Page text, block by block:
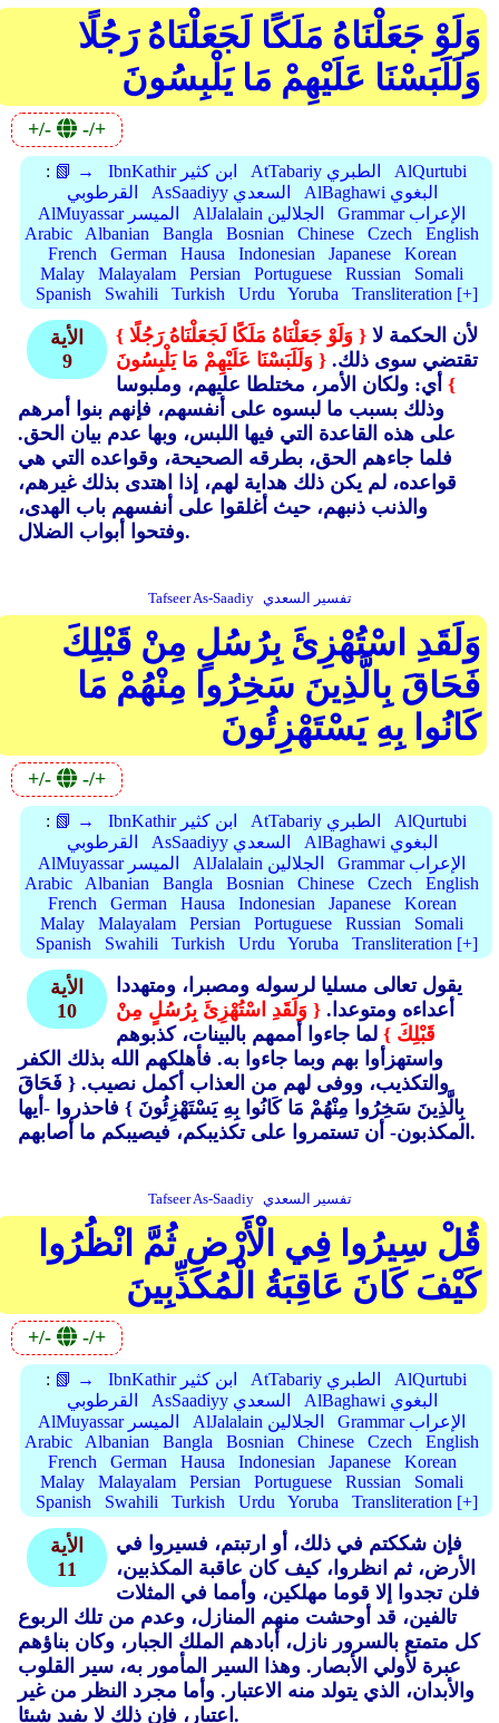
وَلَوْ جَعَلْنَاهُ مَلَكًا لَجَعَلْنَاهُ رَجُلًا
وَلَلَبَسْنَا عَلَيْهِمْ مَا يَلْبِسُونَ
+/- -/+
: 📗 → IbnKathir ابن كثير AtTabariy الطبري
AlQurtubi
القرطوبي
AsSaadiyy السعدي
AlBaghawi البغوي
AlMuyassar الميسر
AlJalalain الجلالين
Grammar الإعراب
Arabic
Albanian Bangla Bosnian Chinese Czech
English
French
German Hausa Indonesian Japanese
Korean
Malay
Malayalam Persian Portuguese Russian
Somali
Spanish
Swahili Turkish Urdu Yoruba Transliteration [+]
الأية
9
{ وَلَوْ جَعَلْنَاهُ مَلَكًا لَجَعَلْنَاهُ رَجُلًا }
تقتضي سوى ذلك. { وَلَلَبَسْنَا عَلَيْهِمْ مَا يَلْبِسُونَ
} أي: ولكان الأمر، مختلطا عليهم، وملبوسا
وذلك بسبب ما لبسوه على أنفسهم، فإنهم بنوا أمرهم
على هذه القاعدة التي فيها اللبس، وبها عدم بيان الحق.
فلما جاءهم الحق، بطرقه الصحيحة، وقواعده التي هي
قواعده، لم يكن ذلك هداية لهم، إذا اهتدى بذلك غيرهم،
والذنب ذنبهم، حيث أغلقوا على أنفسهم باب الهدى،
وفتحوا أبواب الضلال.
Tafseer As-Saadiy تفسير السعدي
وَلَقَدِ اسْتُهْزِئَ بِرُسُلٍ مِنْ قَبْلِكَ
فَحَاقَ بِالَّذِينَ سَخِرُوا مِنْهُمْ مَا
كَانُوا بِهِ يَسْتَهْزِئُونَ
+/- -/+
: 📗 → IbnKathir ابن كثير AtTabariy الطبري
AlQurtubi
القرطوبي
AsSaadiyy السعدي
AlBaghawi البغوي
AlMuyassar الميسر
AlJalalain الجلالين
Grammar الإعراب
Arabic
Albanian Bangla Bosnian Chinese Czech
English
French
German Hausa Indonesian Japanese
Korean
Malay
Malayalam Persian Portuguese Russian
Somali
Spanish
Swahili Turkish Urdu Yoruba Transliteration [+]
الأية
10
يقول تعالى مسليا لرسوله ومصبرا، ومتهددا
أعداءه ومتوعدا. { وَلَقَدِ اسْتُهْزِئَ بِرُسُلٍ مِنْ
قَبْلِكَ } لما جاءوا أممهم بالبينات، كذبوهم
واستهزأوا بهم وبما جاءوا به. فأهلكهم الله بذلك الكفر
والتكذيب، ووفى لهم من العذاب أكمل نصيب. { فَحَاقَ
بِالَّذِينَ سَخِرُوا مِنْهُمْ مَا كَانُوا بِهِ يَسْتَهْزِئُونَ } فاحذروا -أيها
المكذبون- أن تستمروا على تكذيبكم، فيصيبكم ما أصابهم.
Tafseer As-Saadiy تفسير السعدي
قُلْ سِيرُوا فِي الْأَرْضِ ثُمَّ انْظُرُوا
كَيْفَ كَانَ عَاقِبَةُ الْمُكَذِّبِينَ
+/- -/+
: 📗 → IbnKathir ابن كثير AtTabariy الطبري
AlQurtubi
القرطوبي
AsSaadiyy السعدي
AlBaghawi البغوي
AlMuyassar الميسر
AlJalalain الجلالين
Grammar الإعراب
Arabic
Albanian Bangla Bosnian Chinese Czech
English
French
German Hausa Indonesian Japanese
Korean
Malay
Malayalam Persian Portuguese Russian
Somali
Spanish
Swahili Turkish Urdu Yoruba Transliteration [+]
الأية
11
فإن شككتم في ذلك، أو ارتبتم، فسيروا في
الأرض، ثم انظروا، كيف كان عاقبة المكذبين،
فلن تجدوا إلا قوما مهلكين، وأمما في المثلات
تالفين، قد أوحشت منهم المنازل، وعدم من تلك الربوع
كل متمتع بالسرور نازل، أبادهم الملك الجبار، وكان بناؤهم
عبرة لأولي الأبصار. وهذا السير المأمور به، سير القلوب
والأبدان، الذي يتولد منه الاعتبار. وأما مجرد النظر من غير
اعتبار، فإن ذلك لا يفيد شيئا.